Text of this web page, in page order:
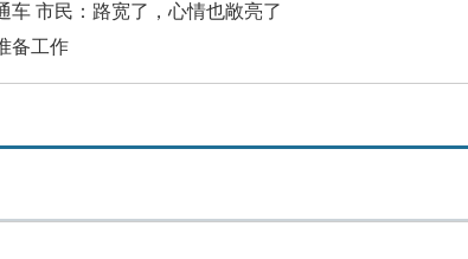
车 市民：路宽了，心情也敞亮了
备工作